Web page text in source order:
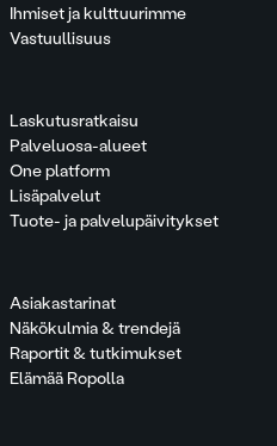
Ihmiset ja kulttuurimme
Vastuullisuus
Laskutusratkaisu
Palveluosa-alueet
One platform
Lisäpalvelut
Tuote- ja palvelupäivitykset
Asiakastarinat
Näkökulmia & trendejä
Raportit & tutkimukset
Elämää Ropolla